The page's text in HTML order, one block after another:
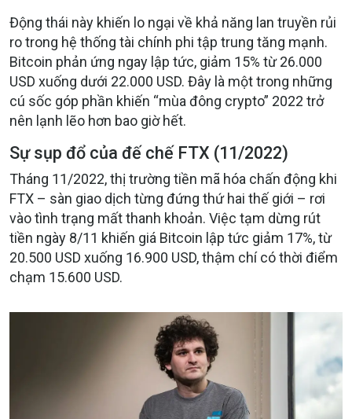
Động thái này khiến lo ngại về khả năng lan truyền rủi
ro trong hệ thống tài chính phi tập trung tăng mạnh.
Bitcoin phản ứng ngay lập tức, giảm 15% từ 26.000
USD xuống dưới 22.000 USD. Đây là một trong những
cú sốc góp phần khiến “mùa đông crypto” 2022 trở
nên lạnh lẽo hơn bao giờ hết.
Sự sụp đổ của đế chế FTX (11/2022)
Tháng 11/2022, thị trường tiền mã hóa chấn động khi
FTX – sàn giao dịch từng đứng thứ hai thế giới – rơi
vào tình trạng mất thanh khoản. Việc tạm dừng rút
tiền ngày 8/11 khiến giá Bitcoin lập tức giảm 17%, từ
20.500 USD xuống 16.900 USD, thậm chí có thời điểm
chạm 15.600 USD.